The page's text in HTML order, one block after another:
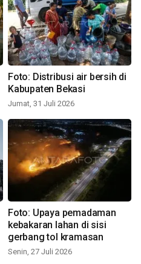
Foto: Distribusi air bersih di
Kabupaten Bekasi
Jumat, 31 Juli 2026
Foto: Upaya pemadaman
kebakaran lahan di sisi
gerbang tol kramasan
Senin, 27 Juli 2026